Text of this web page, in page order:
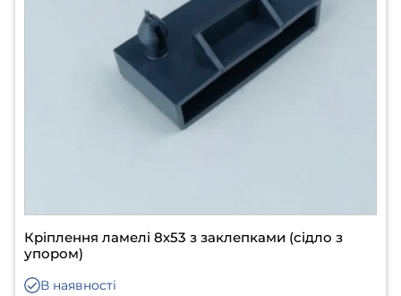
Кріплення ламелі 8х53 з заклепками (сідло з
упором)
В наявності